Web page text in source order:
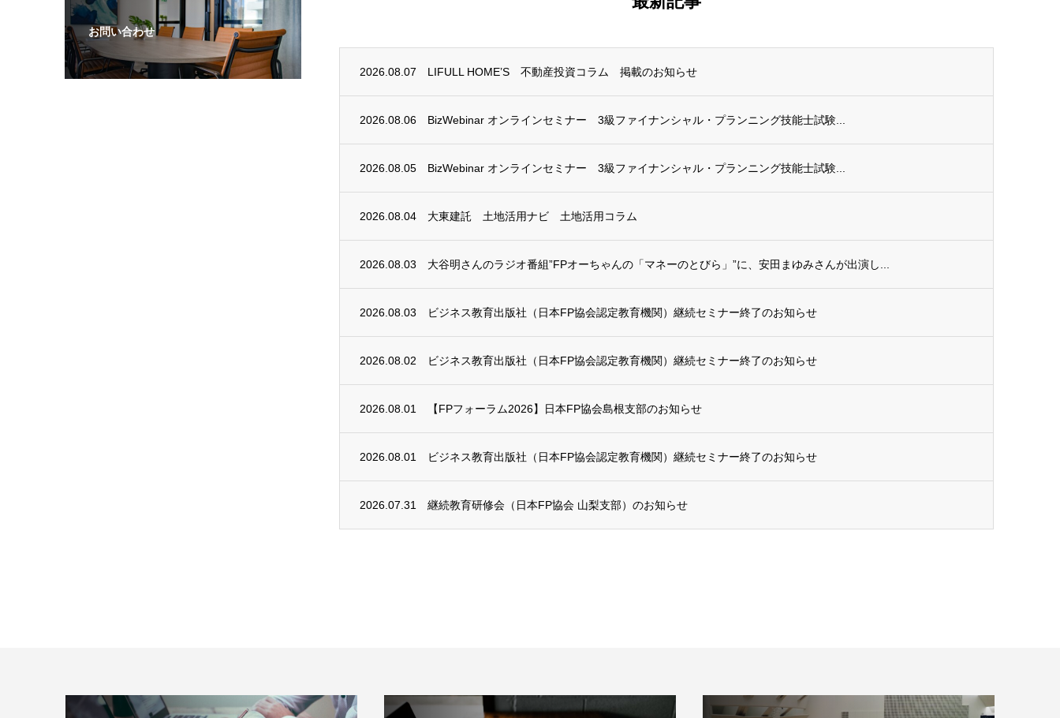
2026.08.07 LIFULL HOME’S 不動産投資コラム 掲載のお知らせ
2026.08.06 BizWebinar オンラインセミナー 3級ファイナンシャル・プランニング技能士試験...
2026.08.05 BizWebinar オンラインセミナー 3級ファイナンシャル・プランニング技能士試験...
2026.08.04 大東建託 土地活用ナビ 土地活用コラム
2026.08.03 大谷明さんのラジオ番組”FPオーちゃんの「マネーのとびら」”に、安田まゆみさんが出演し...
2026.08.03 ビジネス教育出版社（日本FP協会認定教育機関）継続セミナー終了のお知らせ
2026.08.02 ビジネス教育出版社（日本FP協会認定教育機関）継続セミナー終了のお知らせ
2026.08.01 【FPフォーラム2026】日本FP協会島根支部のお知らせ
2026.08.01 ビジネス教育出版社（日本FP協会認定教育機関）継続セミナー終了のお知らせ
2026.07.31 継続教育研修会（日本FP協会 山梨支部）のお知らせ
お問い合わせ